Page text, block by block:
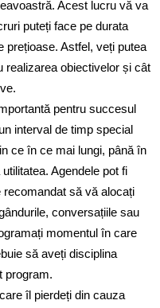
Acest lucru vă va
puteți face pe durata
prețioase. Astfel, veți putea
realizarea obiectivelor și cât
pentru succesul
interval de timp special
ce în ce mai lungi, până în
Agendele pot fi
să vă alocați
conversațiile sau
momentul în care
să aveți disciplina
program.
îl pierdeți din cauza